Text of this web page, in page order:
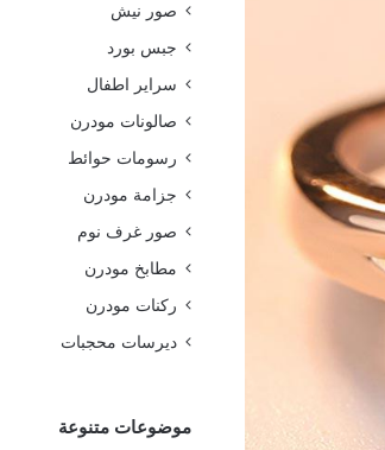
صور نيش
جبس بورد
سراير اطفال
صالونات مودرن
رسومات حوائط
جزامة مودرن
صور غرف نوم
مطابخ مودرن
ركنات مودرن
ديرسات محجبات
موضوعات متنوعة